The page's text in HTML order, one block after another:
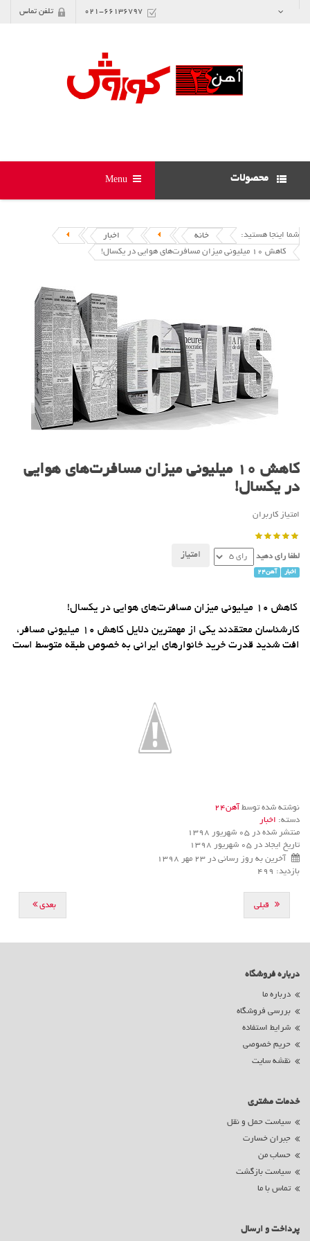
021-66136797 تلفن تماس
محصولات
شما اینجا هستید: خانه
اخبار
کاهش 10 میلیونی میزان مسافرت‌های هوایی در یکسال!
کاهش 10 میلیونی میزان مسافرت‌های هوایی
در یکسال!
امتیاز کاربران
لطفا رای دهید
اخبار آهن24
کاهش 10 میلیونی میزان مسافرت‌های هوایی در یکسال!
کارشناسان معتقدند یکی از مهمترین دلایل کاهش 10 میلیونی مسافر،
افت شدید قدرت خرید خانوارهای ایرانی به خصوص طبقه متوسط است
نوشته شده توسط آهن24
دسته: اخبار
منتشر شده در 05 شهریور 1398
تاریخ ایجاد در 05 شهریور 1398
آخرین به روز رسانی در 23 مهر 1398
بازدید: 499
قبلی بعدی
درباره فروشگاه
درباره ما
بررسی فروشگاه
شرایط استفاده
حریم خصوصی
نقشه سایت
خدمات مشتری
سیاست حمل و نقل
جبران خسارت
حساب من
سیاست بازگشت
تماس با ما
پرداخت و ارسال